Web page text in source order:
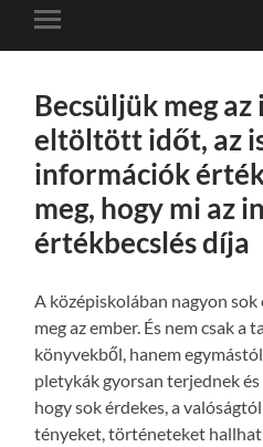
Toggle
mobile
Becsüljük meg
eltöltött időt, az
információk
meg, hogy mi az
értékbecslés díja
A középiskolában nagyon
meg az ember. És nem csak a
könyvekből, hanem
pletykák gyorsan terjednek
hogy sok érdekes, a
tényeket, történeteket